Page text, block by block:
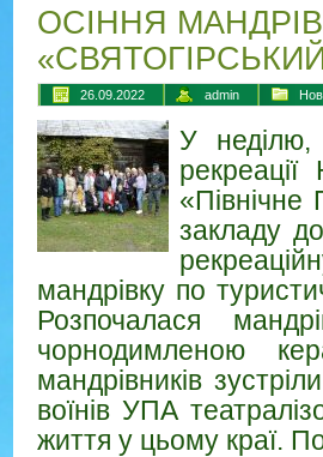
ОСІННЯ
26.09.2022 admin
У неділю,
«Північне
закладу
мандрівку по
Розпочалася
чорнодимленою
мандрівників
воїнів УПА
життя у цьому краї.